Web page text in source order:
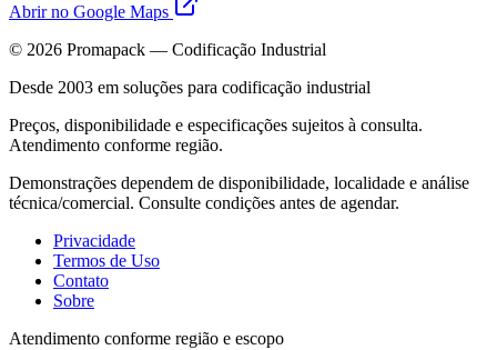
Abrir no Google Maps
© 2026 Promapack — Codificação Industrial
Desde 2003 em soluções para codificação industrial
Preços, disponibilidade e especificações sujeitos à consulta.
Atendimento conforme região.
Demonstrações dependem de disponibilidade, localidade e análise
técnica/comercial. Consulte condições antes de agendar.
Privacidade
Termos de Uso
Contato
Sobre
Atendimento conforme região e escopo